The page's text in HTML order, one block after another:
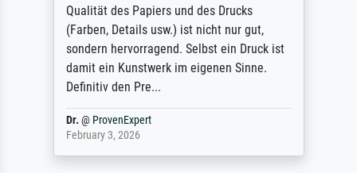
Qualität des Papiers und des Drucks
(Farben, Details usw.) ist nicht nur gut,
sondern hervorragend. Selbst ein Druck ist
damit ein Kunstwerk im eigenen Sinne.
Definitiv den Pre...
Dr. @ ProvenExpert
February 3, 2026